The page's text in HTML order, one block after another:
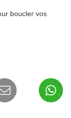
boucler vos